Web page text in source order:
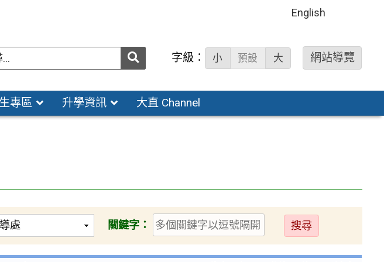
English
送出 字級： 小 預設 大 網站導覽
專區 升學資訊 大直 Channel
關鍵字：
送
出